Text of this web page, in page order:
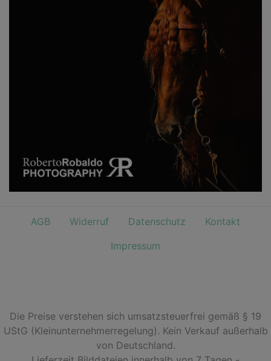
AGB Widerruf Datenschutz
Kontakt
Impressum
Die Preise verstehen sich umsatzsteuerfrei gemäß § 19
UStG (Kleinunternehmerregelung). Kein Verkauf außerhalb
von Deutschland.